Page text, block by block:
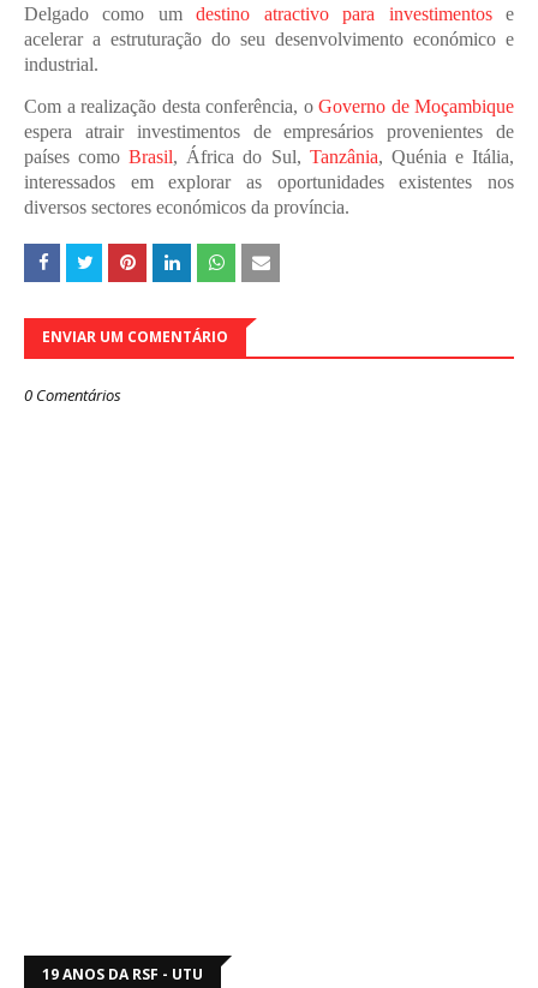
Delgado como umdestino atractivo para investimentose
acelerar a estruturação do seu desenvolvimento económico e
industrial.
Com a realização desta conferência, o Governo de Moçambique
espera atrair investimentos de empresários provenientes de
países comoBrasil, África do Sul, Tanzânia, Quénia e Itália,
interessados em explorar as oportunidades existentes nos
diversos sectores económicos da província.
ENVIAR UM COMENTÁRIO
0 Comentários
19 ANOS DA RSF - UTU